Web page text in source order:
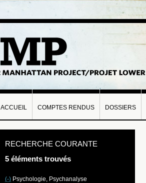
ACCUEIL COMPTES RENDUS DOSSIERS
RECHERCHE COURANTE
5 éléments trouvés
(-) Psychologie, Psychanalyse